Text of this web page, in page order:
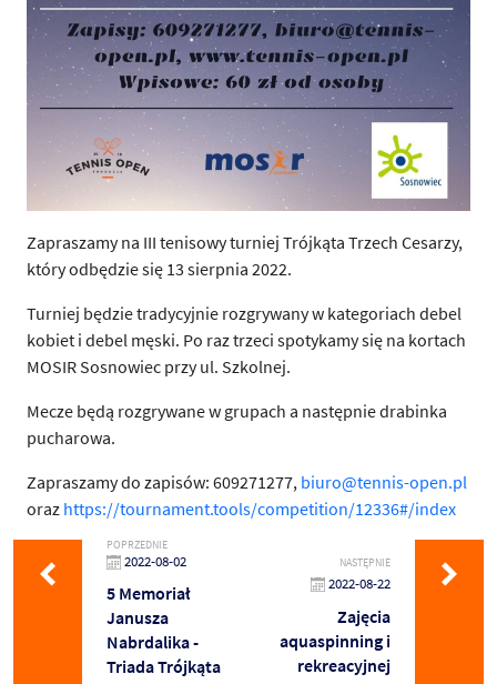
Zapraszamy na III tenisowy turniej Trójkąta Trzech Cesarzy,
który odbędzie się 13 sierpnia 2022.
Turniej będzie tradycyjnie rozgrywany w kategoriach debel
kobiet i debel męski. Po raz trzeci spotykamy się na kortach
MOSIR Sosnowiec przy ul. Szkolnej.
Mecze będą rozgrywane w grupach a następnie drabinka
pucharowa.
Zapraszamy do zapisów: 609271277, biuro@tennis-open.pl
oraz https://tournament.tools/competition/12336#/index
POPRZEDNIE
2022-08-02
5 Memoriał
Janusza
Nabrdalika -
Triada Trójkąta
NASTĘPNIE
2022-08-22
Zajęcia
aquaspinning i
rekreacyjnej